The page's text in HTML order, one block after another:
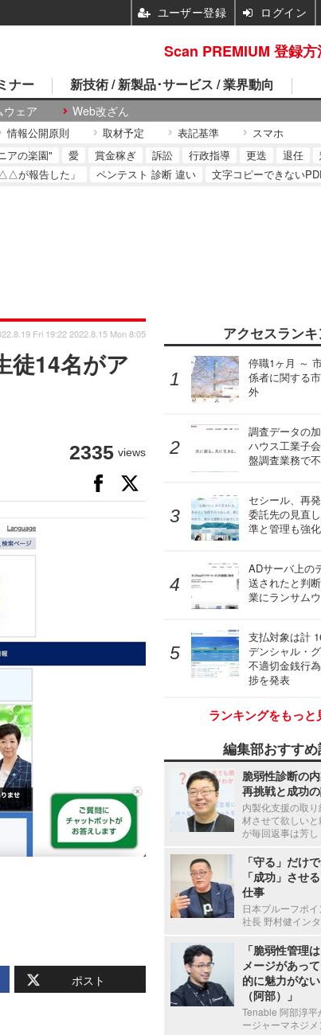
ウェア Web改ざん
ナー 新技術 / 新製品･サービス / 業界動向
情報公開原則 取材予定 表記基準 スマホ
アの楽園" 愛 賞金稼ぎ 訴訟 行政指導 更迭 退任
が報告した」
ペンテスト 診断 違い 文字コピーできない
徒14名がア
Fri 19:22 2022.8.15 Mon 8:05
2335 views
ポスト
アクセスラン
停職1ヶ月 ～
係者に関する
外
調査データの
ハウス工業子
盤調査業務で
セシール、再
委託先の見直
準と管理も強化
ADサーバ上の
送されたと判
業にランサム
支払対象は計
デンシャル・
不適切金銭行
捗を発表
ランキングをもっと
編集部おすす
脆弱性診断の
再挑戦と成功
内製化支援の取
材させて欲しい
が毎回返事は芳
「守る」だけ
「成功」させ
仕事
日本プルーフポ
社長 野村健イン
「脆弱性管理
メージがあっ
的に魅力がな
（阿部）」
Tenable 阿部淳平
ージャーマネジメ
Scan PREMIUM 登録方
ユーザー登録 ログイン